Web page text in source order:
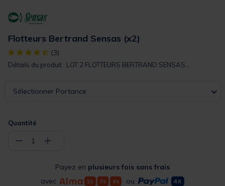
Flotteurs Bertrand Sensas (x2)
[object Object] out of 5 Customer Rating
(3)
Détails du produit : LOT 2 FLOTTEURS BERTRAND SENSAS...
Sélectionner Portance
Quantité
− 1 +
Payez en plusieurs fois sans frais
avec
ou